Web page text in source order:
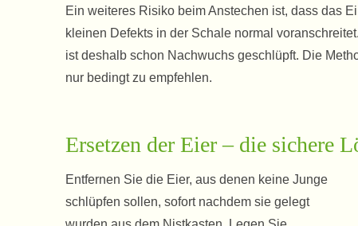
Ein weiteres Risiko beim Anstechen ist, dass das
kleinen Defekts in der Schale normal
ist deshalb schon Nachwuchs geschlüpft. Die
nur bedingt zu empfehlen.
Ersetzen der Eier – die sichere
Entfernen Sie die Eier, aus denen keine Junge
schlüpfen sollen, sofort nachdem sie gelegt